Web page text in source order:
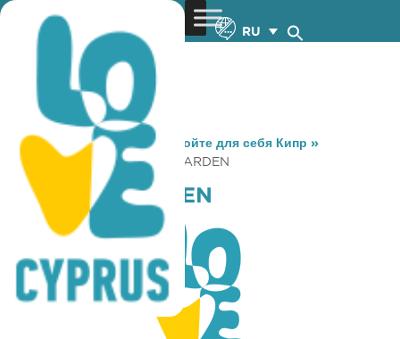
RU
You are here: Home »Откройте для себя Кипр »
Gastronomy
» BACCHUS GARDEN
BACCHUS GARDEN